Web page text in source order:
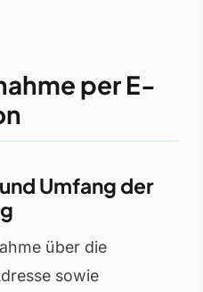
per E-
Umfang der
über die
sowie